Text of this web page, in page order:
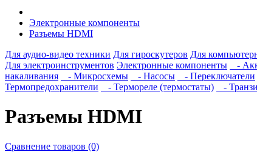
Электронные компоненты
Разъемы HDMI
Для аудио-видео техники Для гироскутеров Для
Для электроинструментов Электронные компоненты -
накаливания
- Микросхемы - Насосы - Переключатели
Термопредохранители
- Термореле (термостаты) -
Разъемы HDMI
Сравнение товаров (0)